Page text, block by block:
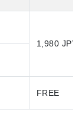
1,980 JPY
FREE